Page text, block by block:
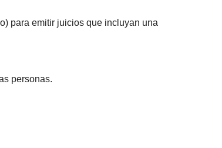
para emitir juicios que incluyan una
personas.